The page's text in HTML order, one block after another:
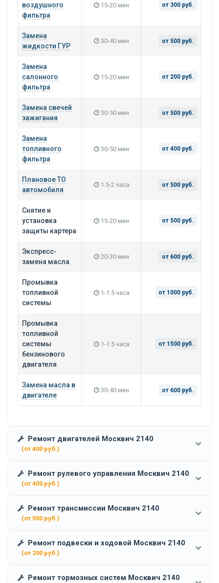
воздушного
фильтра
15-20 мин от 300 руб.
Замена
жидкости ГУР
30-40 мин от 500 руб.
Замена
салонного
фильтра
15-20 мин от 200 руб.
Замена свечей
зажигания
30-50 мин от 500 руб.
Замена
топливного
фильтра
30-50 мин от 400 руб.
Плановое ТО
автомобиля
1.5-2 часа от 500 руб.
Снятие и
установка
защиты картера
15-20 мин от 500 руб.
Экспресс-
замена масла
20-30 мин от 600 руб.
Промывка
топливной
системы
1-1.5 часа от 1000 руб.
Промывка
топливной
системы
бензинового
двигателя
1-1.5 часа от 1500 руб.
Замена масла в
двигателе
30-40 мин от 600 руб.
Ремонт двигателей Москвич 2140
(от 400 руб.)
Ремонт рулевого управления Москвич 2140
(от 400 руб.)
Ремонт трансмиссии Москвич 2140
(от 500 руб.)
Ремонт подвески и ходовой Москвич 2140
(от 200 руб.)
Ремонт тормозных систем Москвич 2140